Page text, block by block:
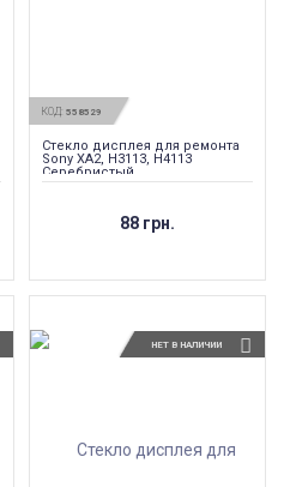
КОД: 558529
Стекло дисплея для ремонта
Sony XA2, H3113, H4113
Серебристый
88 грн.
НЕТ В НАЛИЧИИ